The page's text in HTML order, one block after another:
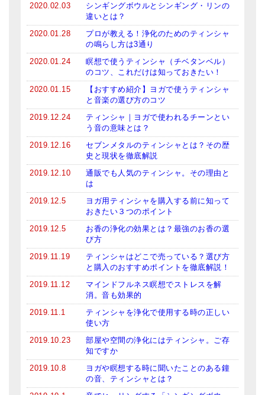
2020.02.03
シンギングボウルとシンギング・リンの
違いとは？
2020.01.28
プロが教える！浄化のためのティンシャ
の鳴らし方は3通り
2020.01.24
瞑想で使うティンシャ（チベタンベル）
のコツ、これだけは知っておきたい！
2020.01.15
【おすすめ紹介】ヨガで使うティンシャ
と音楽の選び方のコツ
2019.12.24
ティンシャ｜ヨガで使われるチーンとい
う音の意味とは？
2019.12.16
セブンメタルのティンシャとは？その歴
史と現状を徹底解説
2019.12.10
通販でも人気のティンシャ。その理由と
は
2019.12.5
ヨガ用ティンシャを購入する前に知って
おきたい３つのポイント
2019.12.5
お香の浄化の効果とは？最強のお香の選
び方
2019.11.19
ティンシャはどこで売っている？選び方
と購入のおすすめポイントを徹底解説！
2019.11.12
マインドフルネス瞑想でストレスを解
消。音も効果的
2019.11.1
ティンシャを浄化で使用する時の正しい
使い方
2019.10.23
部屋や空間の浄化にはティンシャ。ご存
知ですか
2019.10.8
ヨガや瞑想する時に聞いたことのある鐘
の音、ティンシャとは？